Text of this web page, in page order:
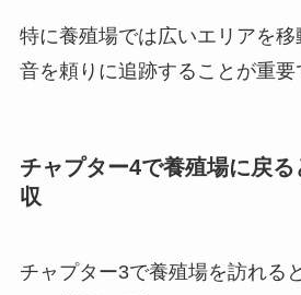
特に養殖場では広いエリアを移
音を頼りに追跡することが重要
チャプター4で養殖場に戻る
収
チャプター3で養殖場を訪れる